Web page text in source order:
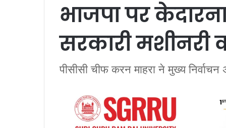
भाजपा पर
सरकारी मशीनरी
पीसीसी चीफ करन माहरा ने मुख्य